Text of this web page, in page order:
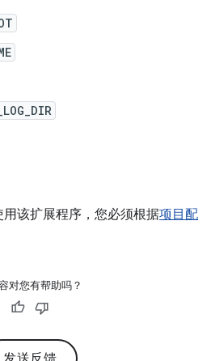
该扩展程序，您必须根据项目配
对您有帮助吗？